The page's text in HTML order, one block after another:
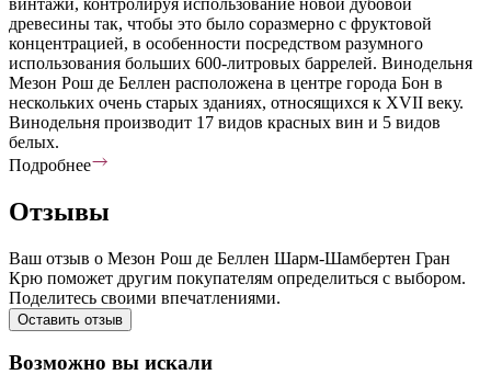
древесины так, чтобы это было соразмерно с фруктовой
концентрацией, в особенности посредством разумного
использования больших 600-литровых баррелей. Винодельня
Мезон Рош де Беллен расположена в центре города Бон в
нескольких очень старых зданиях, относящихся к XVII веку.
Винодельня производит 17 видов красных вин и 5 видов
белых.
Подробнее
Отзывы
Ваш отзыв о Мезон Рош де Беллен Шарм-Шамбертен Гран
Крю поможет другим покупателям определиться с выбором.
Поделитесь своими впечатлениями.
Оставить отзыв
Возможно вы искали